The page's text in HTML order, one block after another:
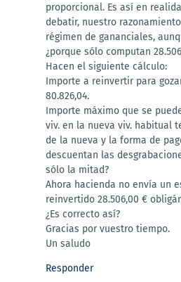
proporcional. Es así en
debatir, nuestro
régimen de gananciales,
¿porque sólo computan
Hacen el siguiente cálculo:
Importe a reinvertir para
80.826,04.
Importe máximo que se
viv. en la nueva viv. habitual
de la nueva y la forma de
descuentan las
sólo la mitad?
Ahora hacienda no envía un
reinvertido 28.506,00 €
¿Es correcto así?
Gracias por vuestro tiempo.
Un saludo
Responder